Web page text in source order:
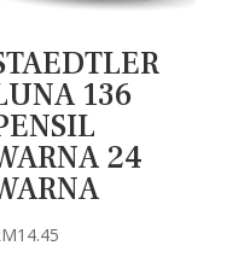
136
24
14.45